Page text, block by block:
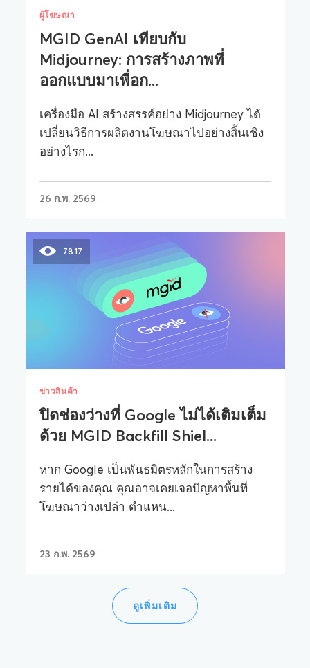
ผู้โฆษณา
MGID GenAI เทียบกับ
Midjourney: การสร้างภาพที่
ออกแบบมาเพื่อก...
เครื่องมือ AI สร้างสรรค์อย่าง Midjourney ได้
เปลี่ยนวิธีการผลิตงานโฆษณาไปอย่างสิ้นเชิง
อย่างไรก...
26 ก.พ. 2569
7817
ข่าวสินค้า
ปิดช่องว่างที่ Google ไม่ได้เติมเต็ม
ด้วย MGID Backfill Shiel...
หาก Google เป็นพันธมิตรหลักในการสร้าง
รายได้ของคุณ คุณอาจเคยเจอปัญหาพื้นที่
โฆษณาว่างเปล่า ตำแหน...
23 ก.พ. 2569
ดูเพิ่มเติม